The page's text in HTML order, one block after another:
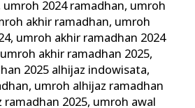
umroh 2024 ramadhan, umroh
akhir ramadhan, umroh
, umroh akhir ramadhan 2024
umroh akhir ramadhan 2025,
2025 alhijaz indowisata,
, umroh alhijaz ramadhan
ramadhan 2025, umroh awal